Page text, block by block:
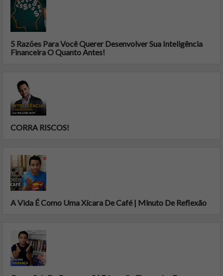
5 Razões Para Você Querer Desenvolver Sua Inteligência
Financeira O Quanto Antes!
CORRA RISCOS!
A Vida É Como Uma Xícara De Café | Minuto De Reflexão